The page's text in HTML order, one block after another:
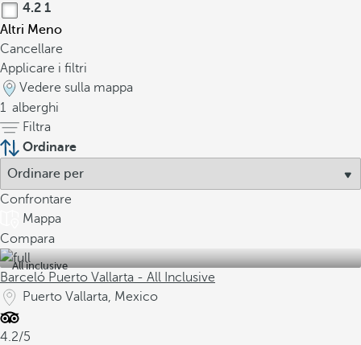
4.2 1
Altri Meno
Cancellare
Applicare i filtri
Vedere sulla mappa
1 alberghi
Filtra
Ordinare
Confrontare
Mappa
Compara
All inclusive
Barceló Puerto Vallarta - All Inclusive
Puerto Vallarta, Mexico
4.2/5